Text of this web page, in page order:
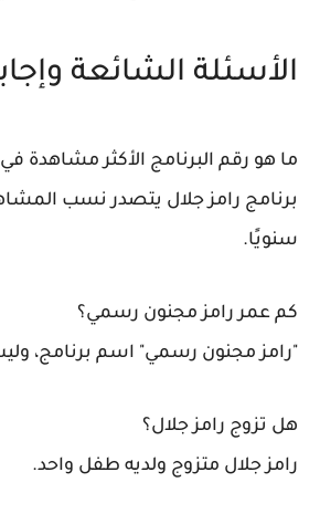
الأسئلة الشائعة
ما هو رقم البرنامج الأكثر مشاهدة
برنامج رامز جلال يتصدر نسب
سنويًا.
كم عمر رامز مجنون رسمي؟
"رامز مجنون رسمي" اسم برنامج،
هل تزوج رامز جلال؟
رامز جلال متزوج ولديه طفل واحد.